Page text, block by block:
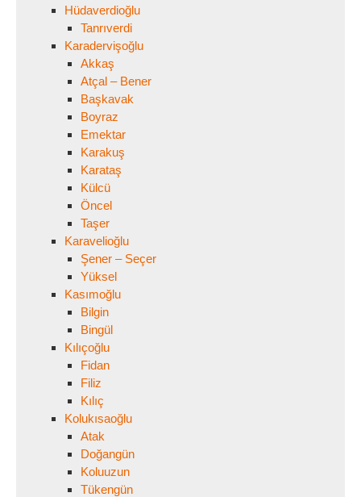
Hüdaverdioğlu
Tanrıverdi
Karadervişoğlu
Akkaş
Atçal – Bener
Başkavak
Boyraz
Emektar
Karakuş
Karataş
Külcü
Öncel
Taşer
Karavelioğlu
Şener – Seçer
Yüksel
Kasımoğlu
Bilgin
Bingül
Kılıçoğlu
Fidan
Filiz
Kılıç
Kolukısaoğlu
Atak
Doğangün
Koluuzun
Tükengün